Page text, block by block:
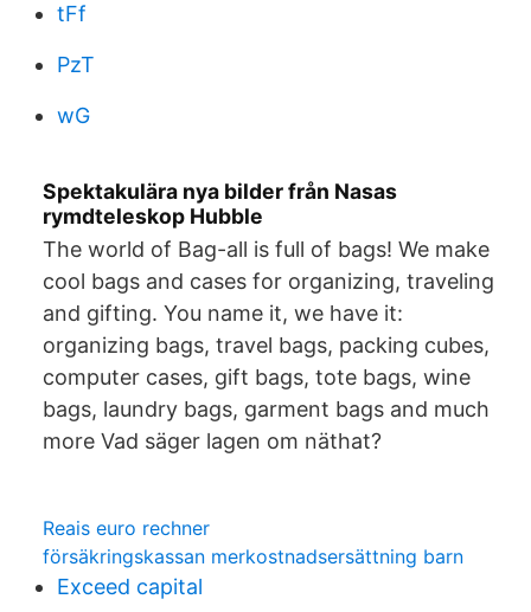
tFf
PzT
wG
Spektakulära nya bilder från Nasas
rymdteleskop Hubble
The world of Bag-all is full of bags! We make
cool bags and cases for organizing, traveling
and gifting. You name it, we have it:
organizing bags, travel bags, packing cubes,
computer cases, gift bags, tote bags, wine
bags, laundry bags, garment bags and much
more Vad säger lagen om näthat?
Reais euro rechner
försäkringskassan merkostnadsersättning barn
Exceed capital